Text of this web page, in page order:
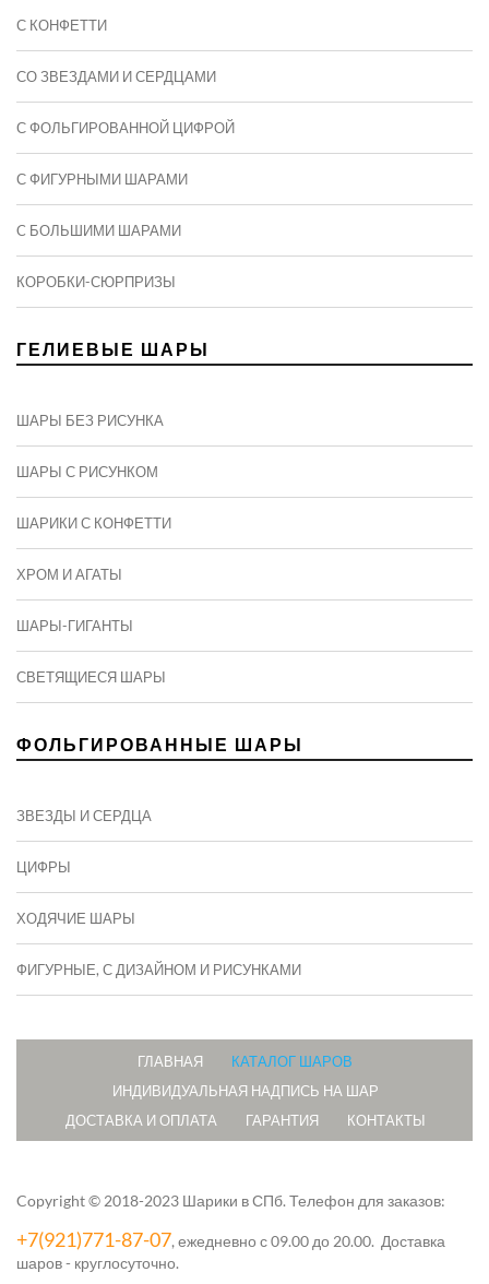
С КОНФЕТТИ
СО ЗВЕЗДАМИ И СЕРДЦАМИ
С ФОЛЬГИРОВАННОЙ ЦИФРОЙ
С ФИГУРНЫМИ ШАРАМИ
C БОЛЬШИМИ ШАРАМИ
КОРОБКИ-СЮРПРИЗЫ
ГЕЛИЕВЫЕ ШАРЫ
ШАРЫ БЕЗ РИСУНКА
ШАРЫ С РИСУНКОМ
ШАРИКИ С КОНФЕТТИ
ХРОМ И АГАТЫ
ШАРЫ-ГИГАНТЫ
СВЕТЯЩИЕСЯ ШАРЫ
ФОЛЬГИРОВАННЫЕ ШАРЫ
ЗВЕЗДЫ И СЕРДЦА
ЦИФРЫ
ХОДЯЧИЕ ШАРЫ
ФИГУРНЫЕ, С ДИЗАЙНОМ И РИСУНКАМИ
ГЛАВНАЯ
КАТАЛОГ ШАРОВ
ИНДИВИДУАЛЬНАЯ НАДПИСЬ НА ШАР
ДОСТАВКА И ОПЛАТА
ГАРАНТИЯ КОНТАКТЫ
Copyright © 2018-2023 Шарики в СПб.Телефон для заказов:
+7(921)771-87-07, ежедневно с 09.00 до 20.00. Доставка
шаров - круглосуточно.